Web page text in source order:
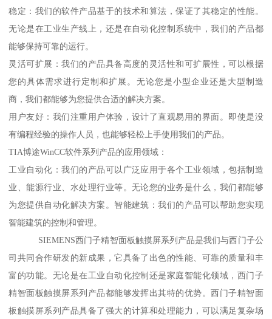
稳定：我们的软件产品基于的技术和算法，保证了其稳定的性能。
无论是在工业生产线上，还是在自动化控制系统中，我们的产品都
能够保持可靠的运行。
灵活可扩展：我们的产品具备高度的灵活性和可扩展性，可以根据
您的具体需求进行定制和扩展。无论您是小型企业还是大型制造
商，我们都能够为您提供合适的解决方案。
用户友好：我们注重用户体验，设计了直观易用的界面。即使是没
有编程经验的操作人员，也能够轻松上手使用我们的产品。
TIA博途WinCC软件系列产品的应用领域：
工业自动化：我们的产品可以广泛应用于各个工业领域，包括制造
业、能源行业、水处理行业等。无论您的业务是什么，我们都能够
为您提供自动化解决方案。智能建筑：我们的产品可以帮助您实现
智能建筑的控制和管理。
SIEMENS西门子精智面板触摸屏系列产品是我们与西门子公
司共同合作研发的新成果，它具备了出色的性能、可靠的质量和丰
富的功能。无论是在工业自动化控制还是家庭智能化领域，西门子
精智面板触摸屏系列产品都能够发挥出其特的优势。西门子精智面
板触摸屏系列产品具备了强大的计算和处理能力，可以满足复杂场